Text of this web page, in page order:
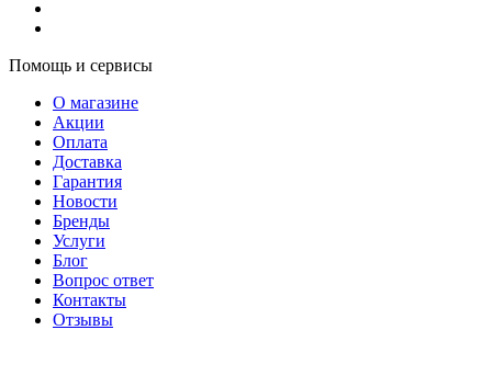
Помощь и сервисы
О магазине
Акции
Оплата
Доставка
Гарантия
Новости
Бренды
Услуги
Блог
Вопрос ответ
Контакты
Отзывы